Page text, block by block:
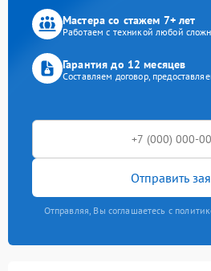
Мастера со стажем 7+ лет
Работаем с техникой любой
Гарантия до 12 месяцев
Составляем договор,
Отправить
Отправляя, Вы соглашаетесь с